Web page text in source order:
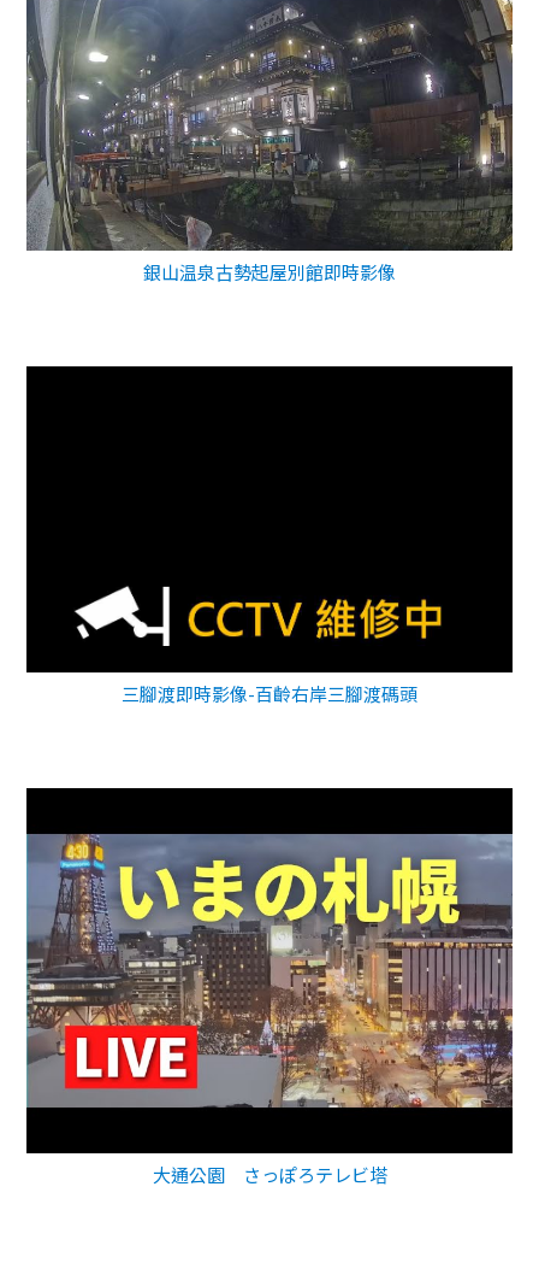
銀山温泉古勢起屋別館即時影像
三腳渡即時影像-百齡右岸三腳渡碼頭
大通公園 さっぽろテレビ塔